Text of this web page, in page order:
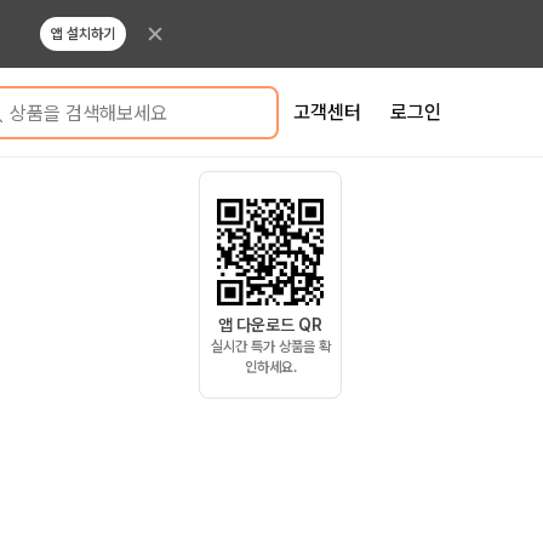
앱 설치하기
상품을 검색해보세요 고객센터 로그인
앱 다운로드 QR
실시간 특가 상품을 확
인하세요.